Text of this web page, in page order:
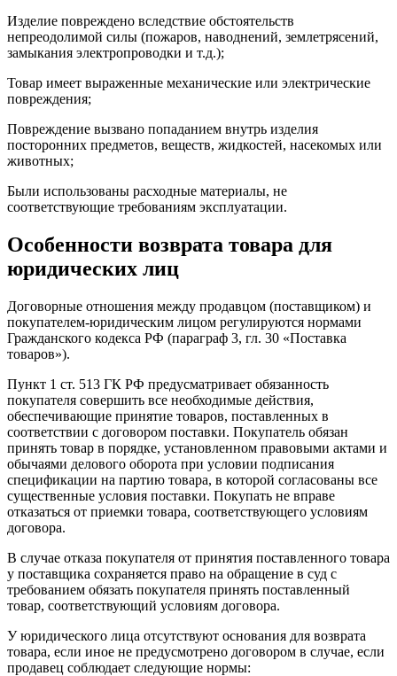
Изделие повреждено вследствие обстоятельств
непреодолимой силы (пожаров, наводнений, землетрясений,
замыкания электропроводки и т.д.);
Товар имеет выраженные механические или электрические
повреждения;
Повреждение вызвано попаданием внутрь изделия
посторонних предметов, веществ, жидкостей, насекомых или
животных;
Были использованы расходные материалы, не
соответствующие требованиям эксплуатации.
Особенности возврата товара для
юридических лиц
Договорные отношения между продавцом (поставщиком) и
покупателем-юридическим лицом регулируются нормами
Гражданского кодекса РФ (параграф 3, гл. 30 «Поставка
товаров»).
Пункт 1 ст. 513 ГК РФ предусматривает обязанность
покупателя совершить все необходимые действия,
обеспечивающие принятие товаров, поставленных в
соответствии с договором поставки. Покупатель обязан
принять товар в порядке, установленном правовыми актами и
обычаями делового оборота при условии подписания
спецификации на партию товара, в которой согласованы все
существенные условия поставки. Покупать не вправе
отказаться от приемки товара, соответствующего условиям
договора.
В случае отказа покупателя от принятия поставленного товара
у поставщика сохраняется право на обращение в суд с
требованием обязать покупателя принять поставленный
товар, соответствующий условиям договора.
У юридического лица отсутствуют основания для возврата
товара, если иное не предусмотрено договором в случае, если
продавец соблюдает следующие нормы: